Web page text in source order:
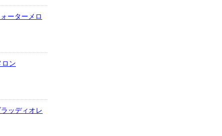
ーターメロ
ン
ッディオレ